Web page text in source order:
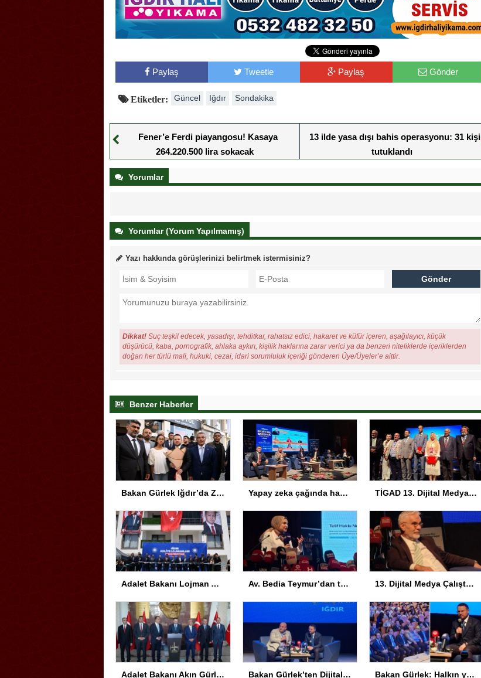
Paylaş Tweetle Paylaş Gönder
Etiketler: Güncel Iğdır Sondakika
Fener’e Ferdi piayangosu! Kasaya
264.220.500 lira sokacak
13 ilde yasa dışı bahis operasyonu: 31 kişi
tutuklandı
Yorumlar
Yorumlar (Yorum Yapılmamış)
Yazı hakkında görüşlerinizi belirtmek istermisiniz?
Dikkat! Suç teşkil edecek, yasadışı, tehditkar, rahatsız edici, hakaret ve küfür içeren, aşağılayıcı, küçük
düşürücü, kaba, pornografik, ahlaka aykırı, kişilik haklarına zarar verici ya da benzeri niteliklerde içeriklerden
doğan her türlü mali, hukuki, cezai, idari sorumluluk içeriği gönderen Üye/Üyeler’e aittir.
Benzer Haberler
Bakan Gürlek Iğdır’da Ziyaretlerde Bulundu Yapay zeka çağında haberin geleceği Iğdır’da konuşuldu TİGAD 13. Dijital Medya Çalıştayı’nda ilk gün sona erdi! Gazeteciliğin dijital dönüşümü Iğdır’da ele alındı
Adalet Bakanı Lojman Açılışında Önemli Açıklamalar Yaptı Av. Bedia Teymur’dan telif çıkışı: Herkes bir şeyler yapar ama herkes üretemez 13. Dijital Medya Çalıştayı Iğdır’da başladı: Hadi Özışık, internet yasasının perde arkasını anlattı
Adalet Bakanı Akın Gürlek: Yüzyılın en önemli devlet projesi Bakan Gürlek’ten Dijital Medya Çalıştayı’nda Önemli Açıklamalar Bakan Gürlek: Halkın yüzde 91’i sürece destek veriyor